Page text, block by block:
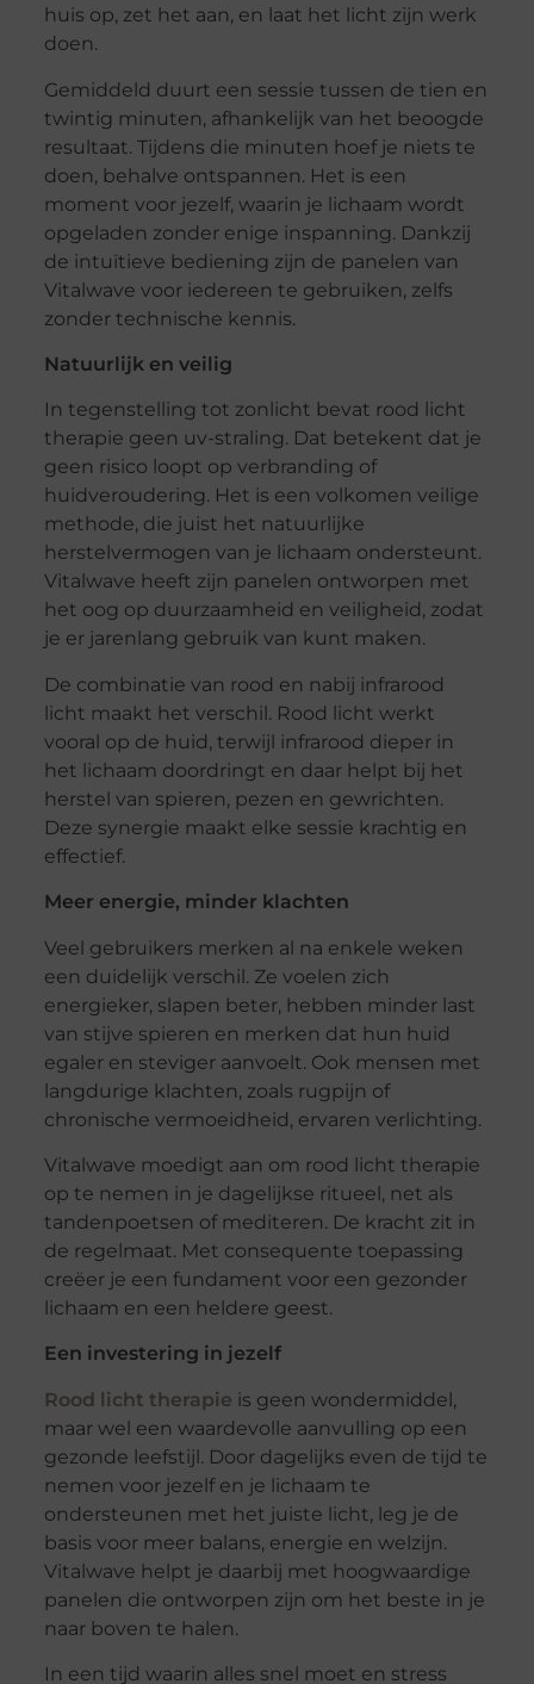
huis op, zet het aan, en laat het licht zijn werk
doen.
Gemiddeld duurt een sessie tussen de tien en
twintig minuten, afhankelijk van het beoogde
resultaat. Tijdens die minuten hoef je niets te
doen, behalve ontspannen. Het is een
moment voor jezelf, waarin je lichaam wordt
opgeladen zonder enige inspanning. Dankzij
de intuïtieve bediening zijn de panelen van
Vitalwave voor iedereen te gebruiken, zelfs
zonder technische kennis.
Natuurlijk en veilig
In tegenstelling tot zonlicht bevat rood licht
therapie geen uv-straling. Dat betekent dat je
geen risico loopt op verbranding of
huidveroudering. Het is een volkomen veilige
methode, die juist het natuurlijke
herstelvermogen van je lichaam ondersteunt.
Vitalwave heeft zijn panelen ontworpen met
het oog op duurzaamheid en veiligheid, zodat
je er jarenlang gebruik van kunt maken.
De combinatie van rood en nabij infrarood
licht maakt het verschil. Rood licht werkt
vooral op de huid, terwijl infrarood dieper in
het lichaam doordringt en daar helpt bij het
herstel van spieren, pezen en gewrichten.
Deze synergie maakt elke sessie krachtig en
effectief.
Meer energie, minder klachten
Veel gebruikers merken al na enkele weken
een duidelijk verschil. Ze voelen zich
energieker, slapen beter, hebben minder last
van stijve spieren en merken dat hun huid
egaler en steviger aanvoelt. Ook mensen met
langdurige klachten, zoals rugpijn of
chronische vermoeidheid, ervaren verlichting.
Vitalwave moedigt aan om rood licht therapie
op te nemen in je dagelijkse ritueel, net als
tandenpoetsen of mediteren. De kracht zit in
de regelmaat. Met consequente toepassing
creëer je een fundament voor een gezonder
lichaam en een heldere geest.
Een investering in jezelf
Rood licht therapie is geen wondermiddel,
maar wel een waardevolle aanvulling op een
gezonde leefstijl. Door dagelijks even de tijd te
nemen voor jezelf en je lichaam te
ondersteunen met het juiste licht, leg je de
basis voor meer balans, energie en welzijn.
Vitalwave helpt je daarbij met hoogwaardige
panelen die ontworpen zijn om het beste in je
naar boven te halen.
In een tijd waarin alles snel moet en stress